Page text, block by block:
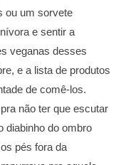
ou um sorvete
e sentir a
veganas desses
e a lista de produtos
de comê-los.
não ter que escutar
diabinho do ombro
pés fora da